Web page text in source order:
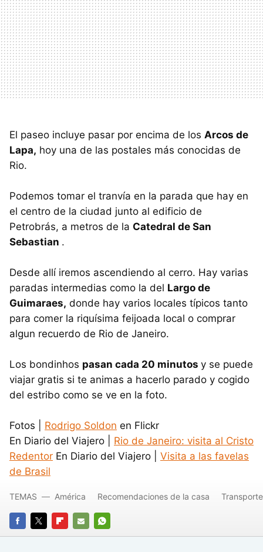
El paseo incluye pasar por encima de los Arcos de
Lapa, hoy una de las postales más conocidas de
Rio.
Podemos tomar el tranvía en la parada que hay en
el centro de la ciudad junto al edificio de
Petrobrás, a metros de la Catedral de San
Sebastian .
Desde allí iremos ascendiendo al cerro. Hay varias
paradas intermedias como la del Largo de
Guimaraes, donde hay varios locales típicos tanto
para comer la riquísima feijoada local o comprar
algun recuerdo de Rio de Janeiro.
Los bondinhos pasan cada 20 minutos y se puede
viajar gratis si te animas a hacerlo parado y cogido
del estribo como se ve en la foto.
Fotos | Rodrigo Soldon en Flickr
En Diario del Viajero | Rio de Janeiro: visita al Cristo
Redentor En Diario del Viajero | Visita a las favelas
de Brasil
FACEBOOK
TWITTERFLIPBOARD
E-
WHATSAPP
TEMAS América Recomendaciones de la casa Transporte